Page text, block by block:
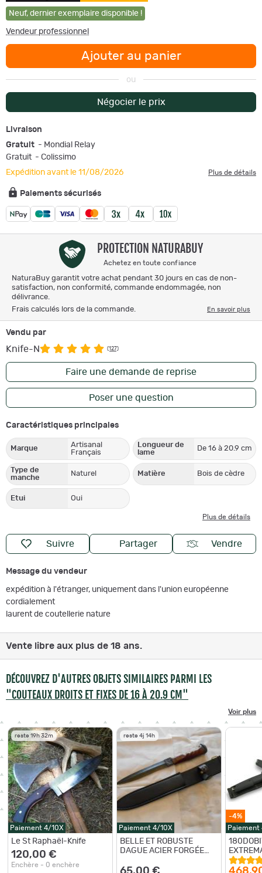
Neuf, dernier exemplaire disponible !
Vendeur professionnel
Ajouter au panier
ou
Négocier le prix
Livraison
Gratuit - Mondial Relay
Gratuit - Colissimo
Expédition avant le 11/08/2026
Plus de détails
Paiements sécurisés
PROTECTION NATURABUY
Achetez en toute confiance
NaturaBuy garantit votre achat pendant 30 jours en cas de non-
satisfaction, non conformité, commande endommagée, non
délivrance.
Frais calculés lors de la commande.
En savoir plus
Vendu par
Knife-N (127)
Faire une demande de reprise
Poser une question
Caractéristiques principales
Marque
Artisanal
Français
Longueur de
lame
De 16 à 20.9 cm
Type de
manche
Naturel Matière Bois de cèdre
Etui Oui
Plus de détails
Suivre Partager Vendre
Message du vendeur
expédition à l'étranger, uniquement dans l'union européenne
cordialement
laurent de coutellerie nature
Vente libre aux plus de 18 ans.
DÉCOUVREZ D'AUTRES OBJETS SIMILAIRES PARMI LES
"COUTEAUX DROITS ET FIXES DE 16 À 20.9 CM"
Voir plus
reste 19h 32m
Paiement 4/10X
Le St Raphaël-Knife
120,00 €
Enchère - 0 enchère
reste 4j 14h
Paiement 4/10X
BELLE ET ROBUSTE
DAGUE ACIER FORGÉE
artisanale )
-4%
Paiement